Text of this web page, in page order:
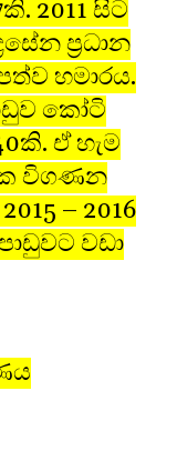
2011 සිට
ප‍්‍රධාන
හමාරය.
කෝටි
ඒ හැම
විගණන
– 2016
වඩා